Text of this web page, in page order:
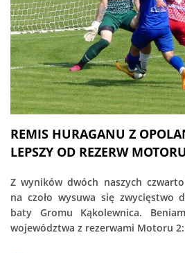
REMIS HURAGANU Z
LEPSZY OD REZERW
Z wyników dwóch naszych
na czoło wysuwa się zwycięstwo
baty Gromu Kąkolewnica.
województwa z rezerwami Motoru